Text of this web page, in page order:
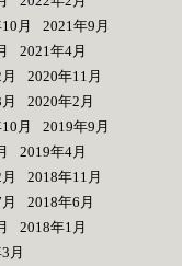
月
2021年9月
2021年4月
2020年11月
2020年2月
月
2019年9月
2019年4月
2018年11月
2018年6月
2018年1月
月